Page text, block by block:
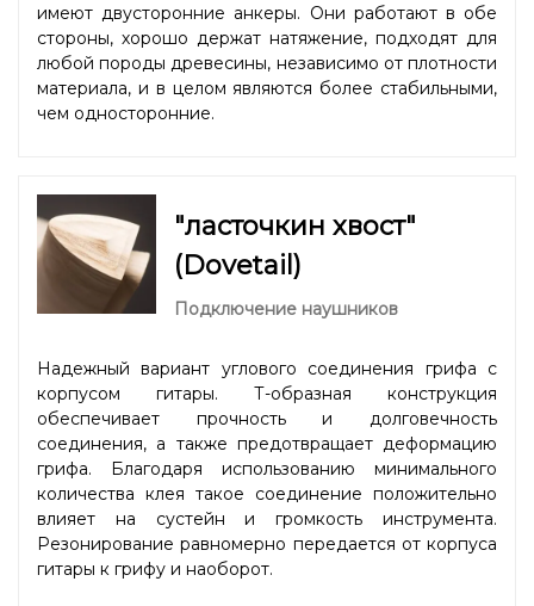
имеют двусторонние анкеры. Они работают в обе
стороны, хорошо держат натяжение, подходят для
любой породы древесины, независимо от плотности
материала, и в целом являются более стабильными,
чем односторонние.
"ласточкин хвост"
(Dovetail)
Подключение наушников
Надежный вариант углового соединения грифа с
корпусом гитары. Т-образная конструкция
обеспечивает прочность и долговечность
соединения, а также предотвращает деформацию
грифа. Благодаря использованию минимального
количества клея такое соединение положительно
влияет на сустейн и громкость инструмента.
Резонирование равномерно передается от корпуса
гитары к грифу и наоборот.